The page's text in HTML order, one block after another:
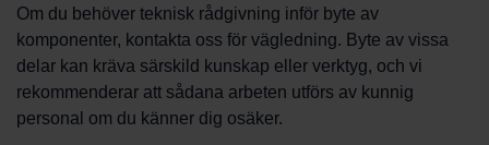
Om du behöver teknisk rådgivning inför byte av
komponenter, kontakta oss för vägledning. Byte av vissa
delar kan kräva särskild kunskap eller verktyg, och vi
rekommenderar att sådana arbeten utförs av kunnig
personal om du känner dig osäker.